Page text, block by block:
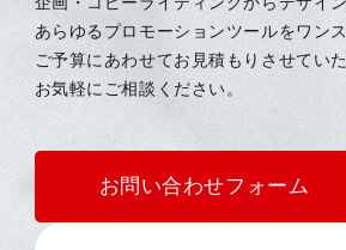
あらゆるプロモーションツールをワン
ご予算にあわせてお見積もりさせてい
お気軽にご相談ください。
お問い合わせフォーム